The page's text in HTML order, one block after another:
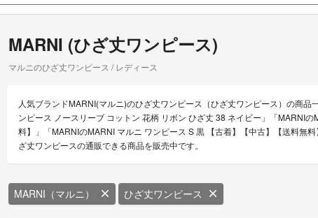
MARNI (ひざ丈ワンピース)
マルニのひざ丈ワンピース / レディース
人気ブランドMARNI(マルニ)のひざ丈ワンピース（ひざ丈ワンピース）の商
ンピース ノースリーブ コットン 花柄 リボン ひざ丈 38 ネイビー」「MARNI
料】」「MARNIのMARNI マルニ ワンピース S 黒 【古着】【中古】【送料無
ざ丈ワンピースの通販できる商品を販売中です。
MARNI（マルニ） ひざ丈ワンピース